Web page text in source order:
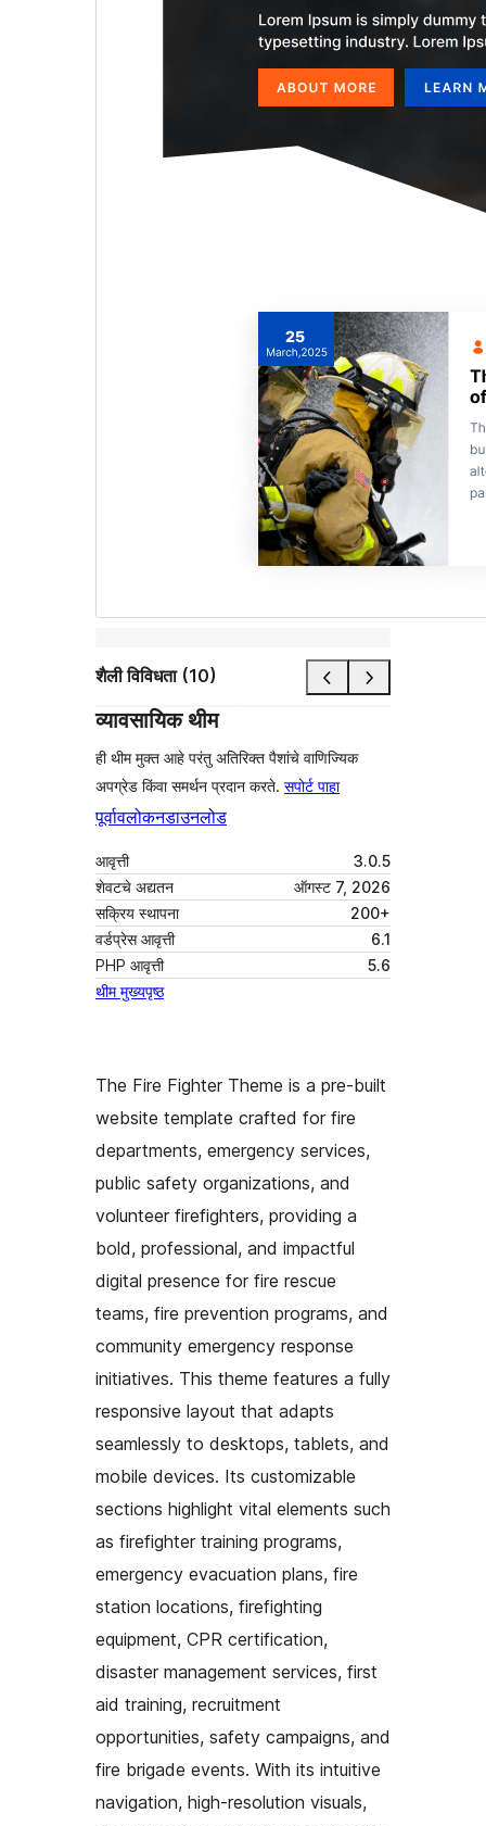
शैली विविधता (10)
व्यावसायिक थीम
ही थीम मुक्त आहे परंतु अतिरिक्त पैशांचे वाणिज्यिक
अपग्रेड किंवा समर्थन प्रदान करते. सपोर्ट पाहा
पूर्वावलोकनडाउनलोड
आवृत्ती
3.0.5
शेवटचे अद्यतन
ऑगस्ट 7, 2026
सक्रिय स्थापना
200+
वर्डप्रेस आवृत्ती
6.1
PHP आवृत्ती
5.6
थीम मुख्यपृष्ठ
The Fire Fighter Theme is a pre-built
website template crafted for fire
departments, emergency services,
public safety organizations, and
volunteer firefighters, providing a
bold, professional, and impactful
digital presence for fire rescue
teams, fire prevention programs, and
community emergency response
initiatives. This theme features a fully
responsive layout that adapts
seamlessly to desktops, tablets, and
mobile devices. Its customizable
sections highlight vital elements such
as firefighter training programs,
emergency evacuation plans, fire
station locations, firefighting
equipment, CPR certification,
disaster management services, first
aid training, recruitment
opportunities, safety campaigns, and
fire brigade events. With its intuitive
navigation, high-resolution visuals,